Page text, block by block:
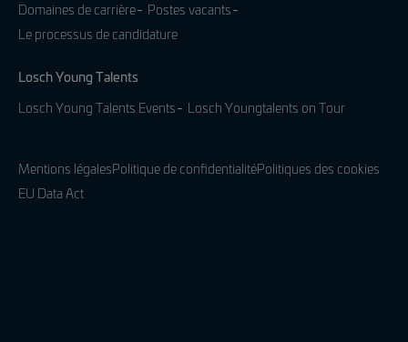
Domaines de carrière
Postes vacants
Le processus de candidature
Losch Young Talents
Losch Young Talents Events Losch Youngtalents on Tour
Mentions légalesPolitique de confidentialitéPolitiques des cookies
EU Data Act